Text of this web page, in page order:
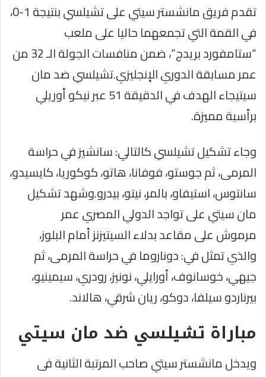
تقدم فريق مانشستر سيتي على تشيلسي بنتيجة 1-0،
في القمة التي تجمعهما حاليا على ملعب
“ستامفورد بريدج”، ضمن منافسات الجولة الـ 32 من
عمر مسابقة الدوري الإنجليزي.تشيلسي ضد مان
سيتيجاء الهدف في الدقيقة 51 عبر نيكو أوريلي
برأسية مميزة.
وجاء تشكيل تشيلسي كالتالي: سانشيز في حراسة
المرمى، ثم جوستو، فوفانا، هاتو، كوكوريا، كايسيدو،
سانتوس، استيفاو، بالمر، نيتو، بيدرو.وشهد تشكيل
مان سيتي على تواجد الدولي المصري عمر
مرموش على مقاعد بدلاء السيتيزنز أمام البلوز،
والذي تمثل في: دوناروما في حراسة المرمى، ثم
جيهي، خوسانوف، أورايلي، نونيز، رودري، سيمينيو،
بيرناردو سيلفا، دوكو، ريان شرقي، هالاند.
مباراة تشيلسي ضد مان سيتي
ويدخل مانشستر سيتي صاحب المرتبة الثانية فى